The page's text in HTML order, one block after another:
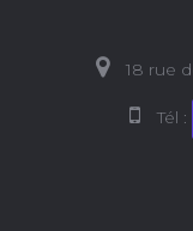
18 rue
Tél :